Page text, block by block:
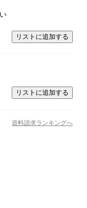
リストに追加する
リストに追加する
資料請求ランキングへ